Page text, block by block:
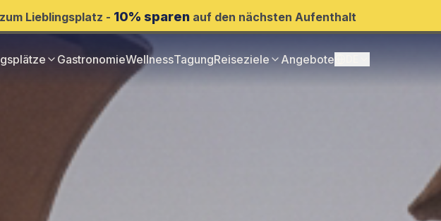
Lieblingsplatz - 10% sparen auf den nächsten Aufenthalt
GastronomieWellnessTagungReiseziele Angebote